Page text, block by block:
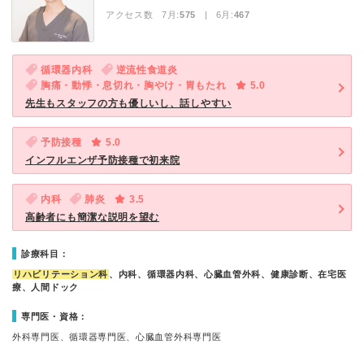
アクセス数 7月:575 | 6月:467
循環器内科
逆流性食道炎
胸痛・動悸・息切れ・胸やけ・胃もたれ
5.0
先生もスタッフの方も優しいし、話しやすい
予防接種
5.0
インフルエンザ予防接種で初来院
内科 肺炎
3.5
高齢者にも簡潔な説明を望む
診療科目：
リハビリテーション科 、内科、循環器内科、心臓血管外科、健康診断、在宅医
療、人間ドック
専門医・資格：
外科専門医、循環器専門医、心臓血管外科専門医